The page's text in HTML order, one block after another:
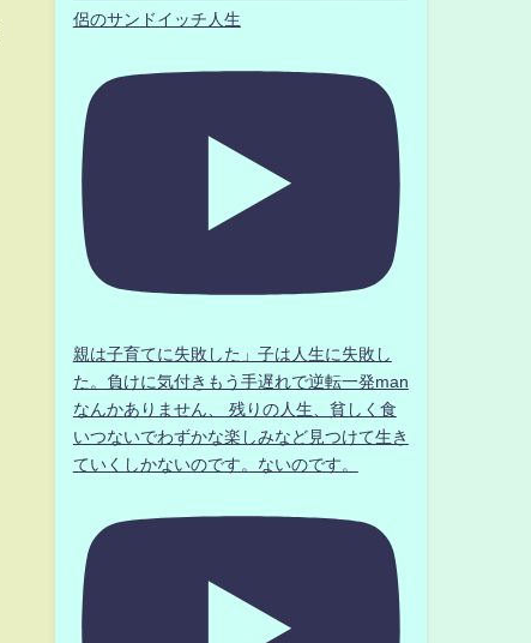
侶のサンドイッチ人生
親は子育てに失敗した」子は人生に失敗し
た。負けに気付きもう手遅れで逆転一発man
なんかありません、 残りの人生、貧しく食
いつないでわずかな楽しみなど見つけて生き
ていくしかないのです。ないのです。